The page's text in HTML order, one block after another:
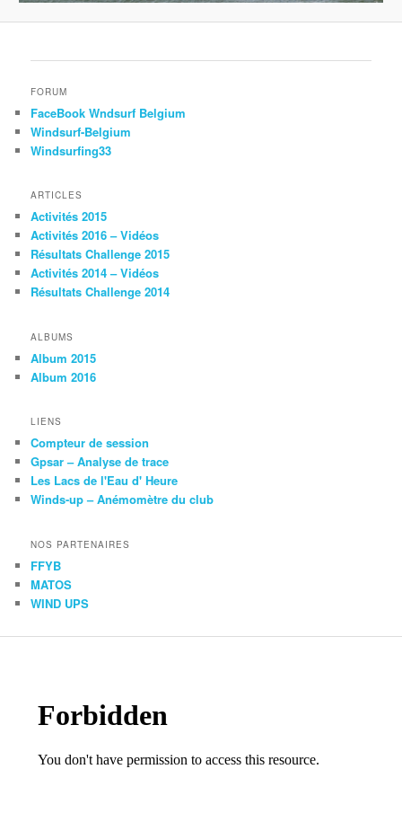
FORUM
FaceBook Wndsurf Belgium
Windsurf-Belgium
Windsurfing33
ARTICLES
Activités 2015
Activités 2016 – Vidéos
Résultats Challenge 2015
Activités 2014 – Vidéos
Résultats Challenge 2014
ALBUMS
Album 2015
Album 2016
LIENS
Compteur de session
Gpsar – Analyse de trace
Les Lacs de l'Eau d' Heure
Winds-up – Anémomètre du club
NOS PARTENAIRES
FFYB
MATOS
WIND UPS